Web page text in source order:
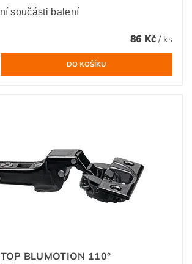
součásti balení
86 Kč / ks
BLUMOTION 110°